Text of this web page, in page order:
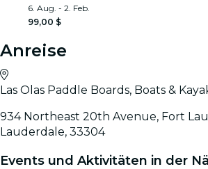
6. Aug. - 2. Feb.
99,00 $
Anreise
Las Olas Paddle Boards, Boats &
934 Northeast 20th Avenue, Fort
Lauderdale, 33304
Events und Aktivitäten in der